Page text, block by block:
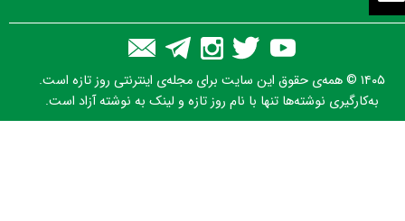
۱۴۰۵ © همه‌ی حقوق این سایت برای مجله‌ی اینترنتی روز تازه است.
به‌کارگیری نوشته‌ها تنها با نام روز تازه و لینک به نوشته آزاد است.